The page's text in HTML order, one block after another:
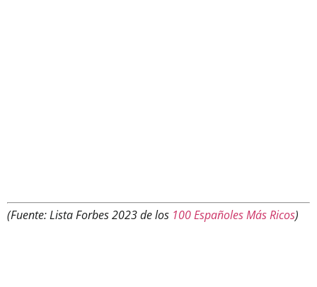
(Fuente: Lista Forbes 2023 de los 100 Españoles Más Ricos)